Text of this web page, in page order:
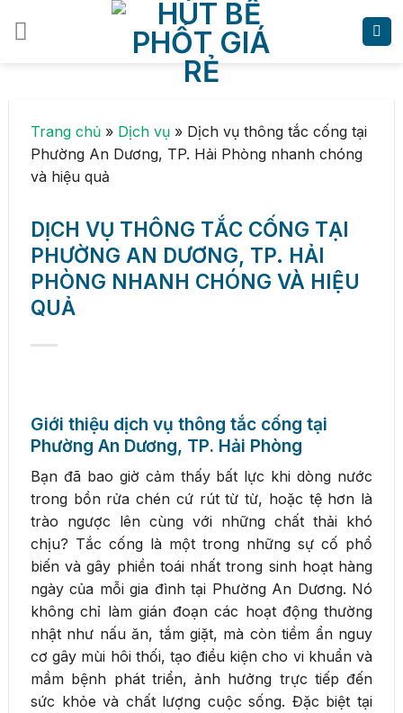
Trang chủ » Dịch vụ » Dịch vụ thông tắc cống tại
Phường An Dương, TP. Hải Phòng nhanh chóng
và hiệu quả
DỊCH VỤ THÔNG TẮC CỐNG TẠI
PHƯỜNG AN DƯƠNG, TP. HẢI
PHÒNG NHANH CHÓNG VÀ HIỆU
QUẢ
Giới thiệu dịch vụ thông tắc cống tại
Phường An Dương, TP. Hải Phòng
Bạn đã bao giờ cảm thấy bất lực khi dòng nước
trong bồn rửa chén cứ rút từ từ, hoặc tệ hơn là
trào ngược lên cùng với những chất thải khó
chịu? Tắc cống là một trong những sự cố phổ
biến và gây phiền toái nhất trong sinh hoạt hàng
ngày của mỗi gia đình tại Phường An Dương. Nó
không chỉ làm gián đoạn các hoạt động thường
nhật như nấu ăn, tắm giặt, mà còn tiềm ẩn nguy
cơ gây mùi hôi thối, tạo điều kiện cho vi khuẩn và
mầm bệnh phát triển, ảnh hưởng trực tiếp đến
sức khỏe và chất lượng cuộc sống. Đặc biệt tại